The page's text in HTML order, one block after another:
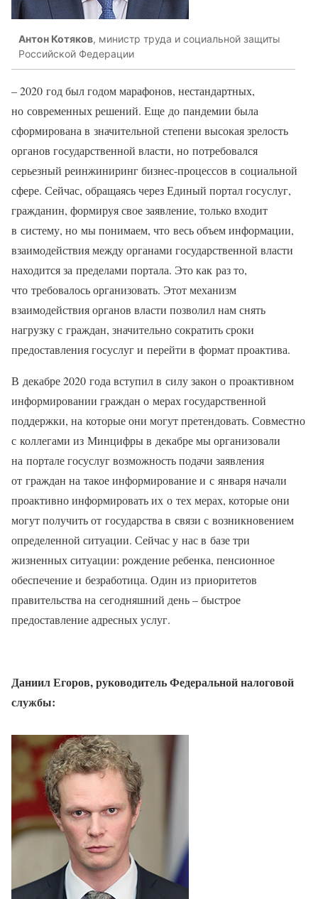
Антон Котяков, министр труда и социальной защиты
Российской Федерации
– 2020 год был годом марафонов, нестандартных,
но современных решений. Еще до пандемии была
сформирована в значительной степени высокая зрелость
органов государственной власти, но потребовался
серьезный реинжиниринг бизнес-процессов в социальной
сфере. Сейчас, обращаясь через Единый портал госуслуг,
гражданин, формируя свое заявление, только входит
в систему, но мы понимаем, что весь объем информации,
взаимодействия между органами государственной власти
находится за пределами портала. Это как раз то,
что требовалось организовать. Этот механизм
взаимодействия органов власти позволил нам снять
нагрузку с граждан, значительно сократить сроки
предоставления госуслуг и перейти в формат проактива.
В декабре 2020 года вступил в силу закон о проактивном
информировании граждан о мерах государственной
поддержки, на которые они могут претендовать. Совместно
с коллегами из Минцифры в декабре мы организовали
на портале госуслуг возможность подачи заявления
от граждан на такое информирование и с января начали
проактивно информировать их о тех мерах, которые они
могут получить от государства в связи с возникновением
определенной ситуации. Сейчас у нас в базе три
жизненных ситуации: рождение ребенка, пенсионное
обеспечение и безработица. Один из приоритетов
правительства на сегодняшний день – быстрое
предоставление адресных услуг.
Даниил Егоров, руководитель Федеральной налоговой
службы: